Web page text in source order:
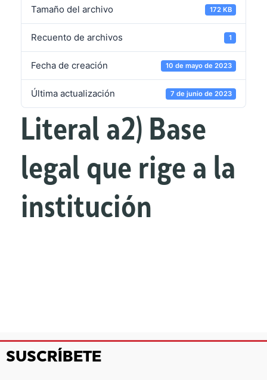
Tamaño del archivo 172 KB
Recuento de archivos 1
Fecha de creación 10 de mayo de 2023
Última actualización 7 de junio de 2023
Literal a2) Base
legal que rige a la
institución
SUSCRÍBETE